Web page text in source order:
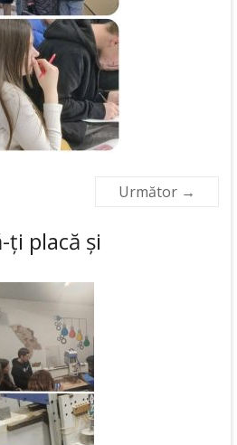
Următor →
ți placă și